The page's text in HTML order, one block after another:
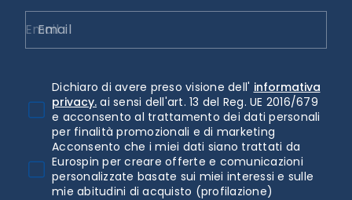
Email
Dichiaro di avere preso visione dell' informativa
privacy. ai sensi dell'art. 13 del Reg. UE 2016/679
e acconsento al trattamento dei dati personali
per finalità promozionali e di marketing
Acconsento che i miei dati siano trattati da
Eurospin per creare offerte e comunicazioni
personalizzate basate sui miei interessi e sulle
mie abitudini di acquisto (profilazione)